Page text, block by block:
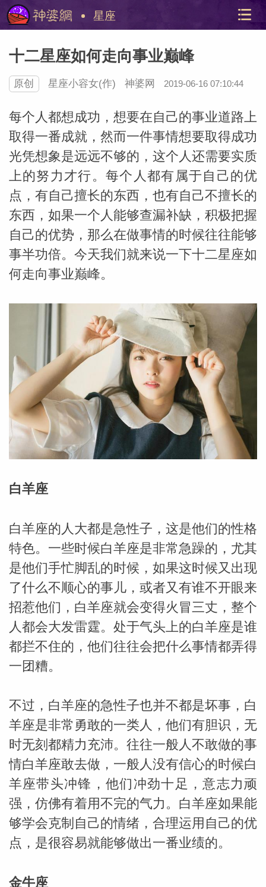
美国神
婆星座
网
星座
站内导
十二星座如何走向事业巅峰
原创 星座小容女(作)神婆网 2019-06-16 07:10:44
每个人都想成功，想要在自己的事业道路上
取得一番成就，然而一件事情想要取得成功
光凭想象是远远不够的，这个人还需要实质
上的努力才行。每个人都有属于自己的优
点，有自己擅长的东西，也有自己不擅长的
东西，如果一个人能够查漏补缺，积极把握
自己的优势，那么在做事情的时候往往能够
事半功倍。今天我们就来说一下十二星座如
何走向事业巅峰。
白羊座
白羊座的人大都是急性子，这是他们的性格
特色。一些时候白羊座是非常急躁的，尤其
是他们手忙脚乱的时候，如果这时候又出现
了什么不顺心的事儿，或者又有谁不开眼来
招惹他们，白羊座就会变得火冒三丈，整个
人都会大发雷霆。处于气头上的白羊座是谁
都拦不住的，他们往往会把什么事情都弄得
一团糟。
不过，白羊座的急性子也并不都是坏事，白
羊座是非常勇敢的一类人，他们有胆识，无
时无刻都精力充沛。往往一般人不敢做的事
情白羊座敢去做，一般人没有信心的时候白
羊座带头冲锋，他们冲劲十足，意志力顽
强，仿佛有着用不完的气力。白羊座如果能
够学会克制自己的情绪，合理运用自己的优
点，是很容易就能够做出一番业绩的。
金牛座